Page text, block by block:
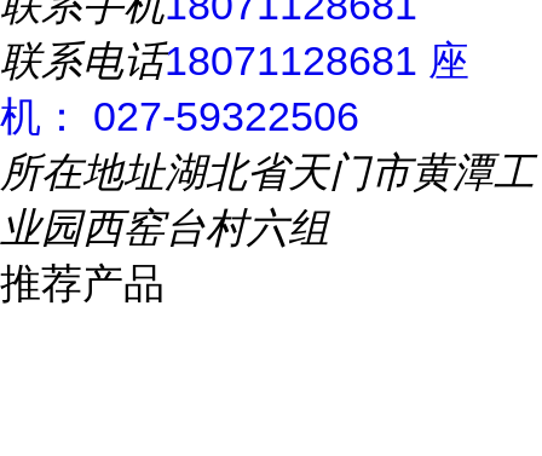
联系电话18071128681 座
机： 027-59322506
所在地址湖北省天门市黄潭工
业园西窑台村六组
推荐产品